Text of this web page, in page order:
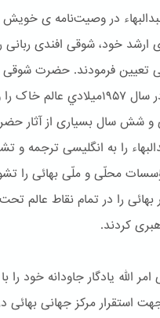
در وصیت‌نامه ی خویش
ارشد خود، شوقی افندی ربانی
تعیین فرمودند. حضرت شوقی
امر بهائی در سال ۱۹۵۷ميلادي
شش سال بسیاری از آثار حضرت
را به انگلیسی ترجمه و
محلّی و ملّی بهائی را
بهائی را در تمام نقاط عالم
کردند.
الله یادگار جاودانه خود را
استقرار مرکز جهانی